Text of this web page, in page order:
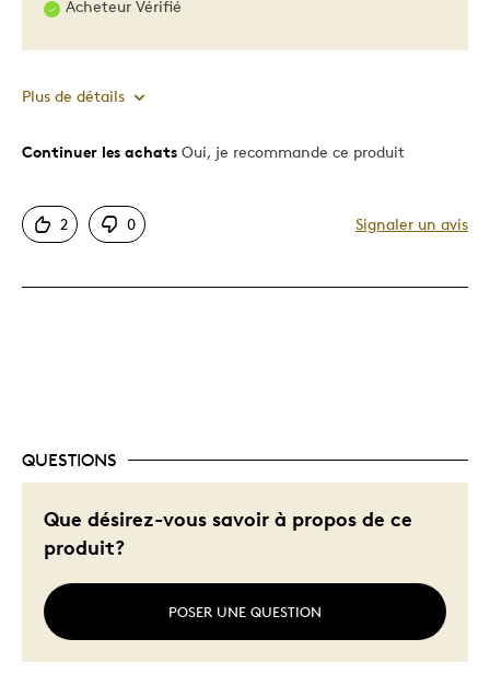
Acheteur Vérifié
Plus de détails
Le pour
Très bonne qualité
Collection
Investissement
Chasseur d'aubaines
Continuer les achats Oui, je recommande ce produit
2 0 Signaler un avis
QUESTIONS
Que désirez-vous savoir à propos de ce
produit?
POSER UNE QUESTION